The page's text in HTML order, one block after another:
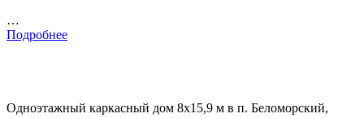
…
Подробнее
Одноэтажный каркасный дом 8х15,9 м в п. Беломорский,